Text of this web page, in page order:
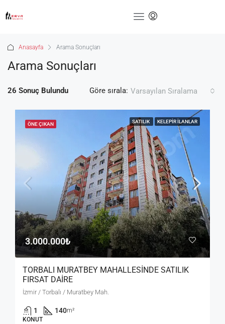
Anasayfa Arama Sonuçları
Arama Sonuçları
26 Sonuç Bulundu Göre sırala: Varsayılan Sıralama
ÖNE ÇIKAN SATILIK KELEPIR İLANLAR
3.000.000₺
TORBALI MURATBEY MAHALLESİNDE SATILIK
FIRSAT DAİRE
İzmir / Torbalı / Muratbey Mah.
1 140m²
KONUT